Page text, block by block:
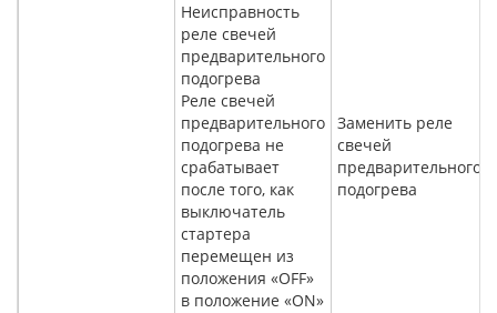
Неисправность
реле свечей
предварительного
подогрева
Реле свечей
предварительного
подогрева не
срабатывает
после того, как
выключатель
стартера
перемещен из
положения «OFF»
в положение «ON»
Заменить реле
свечей
предварительного
подогрева